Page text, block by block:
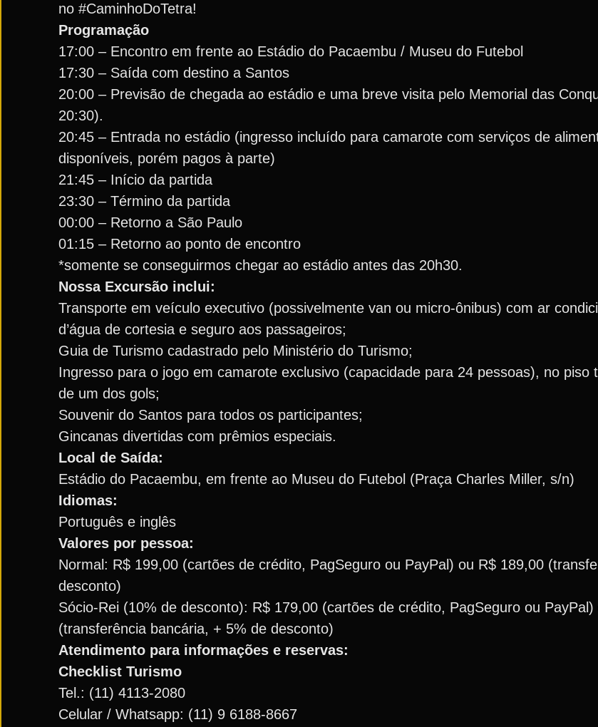
no #CaminhoDoTetra!
Programação
17:00 – Encontro em frente ao Estádio do Pacaembu / Museu do Futebol
17:30 – Saída com destino a Santos
20:00 – Previsão de chegada ao estádio e uma breve visita pelo Memorial das
20:30).
20:45 – Entrada no estádio (ingresso incluído para camarote com serviços de
disponíveis, porém pagos à parte)
21:45 – Início da partida
23:30 – Término da partida
00:00 – Retorno a São Paulo
01:15 – Retorno ao ponto de encontro
*somente se conseguirmos chegar ao estádio antes das 20h30.
Nossa Excursão inclui:
Transporte em veículo executivo (possivelmente van ou micro-ônibus) com ar
d’água de cortesia e seguro aos passageiros;
Guia de Turismo cadastrado pelo Ministério do Turismo;
Ingresso para o jogo em camarote exclusivo (capacidade para 24 pessoas), no piso
de um dos gols;
Souvenir do Santos para todos os participantes;
Gincanas divertidas com prêmios especiais.
Local de Saída:
Estádio do Pacaembu, em frente ao Museu do Futebol (Praça Charles Miller, s/n)
Idiomas:
Português e inglês
Valores por pessoa:
Normal: R$ 199,00 (cartões de crédito, PagSeguro ou PayPal) ou R$ 189,00
desconto)
Sócio-Rei (10% de desconto): R$ 179,00 (cartões de crédito, PagSeguro ou
(transferência bancária, + 5% de desconto)
Atendimento para informações e reservas:
Checklist Turismo
Tel.: (11) 4113-2080
Celular / Whatsapp: (11) 9 6188-8667